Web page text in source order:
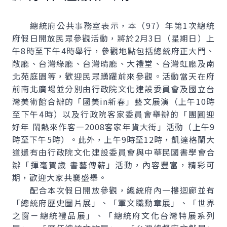
總統府公共事務室表示，本（97）年第1次總統
府假日開放民眾參觀活動，將於2月3日（星期日）上
午8時至下午4時舉行，參觀地點包括總統府正大門、
敞廳、台灣綠廳、台灣晴廳、大禮堂、台灣虹廳及南
北苑庭園等，歡迎民眾踴躍前來參觀。活動當天在府
前南北廣場並分別由行政院文化建設委員會及國立台
灣美術館合辦的「國美in新春」藝文展演（上午10時
至下午4時）以及行政院客家委員會舉辦的「團圓迎
好年 鬧熱來作客—2008客家年貨大街」活動（上午9
時至下午5時）。此外，上午9時至12時，凱達格蘭大
道還有由行政院文化建設委員會與中華民國書學會合
辦「揮毫賀歲 書藝傳薪」活動，內容豐富，精彩可
期，歡迎大家共襄盛舉。
配合本次假日開放參觀，總統府內一樓迴廊並有
「總統府歷史圖片展」、「軍文職勳章展」、「世界
之窗－總統禮品展」、「總統府文化台灣特展系列